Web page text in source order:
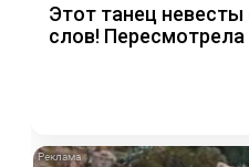
Этот танец невесты
слов! Пересмотрела